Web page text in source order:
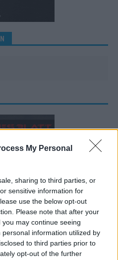
My Personal
sharing to third parties, or
sensitive information for
use the below opt-out
Please note that after your
may continue seeing
information utilized by
to third parties prior to
opt-out of the further